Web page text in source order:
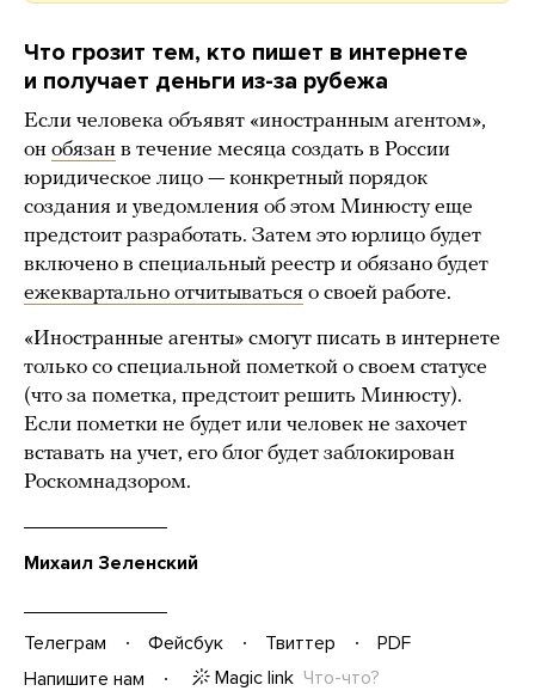
Что грозит тем, кто пишет в интернете
и получает деньги из-за рубежа
Если человека объявят «иностранным агентом»,
он обязан в течение месяца создать в России
юридическое лицо — конкретный порядок
создания и уведомления об этом Минюсту еще
предстоит разработать. Затем это юрлицо будет
включено в специальный реестр и обязано будет
ежеквартально отчитываться о своей работе.
«Иностранные агенты» смогут писать в интернете
только со специальной пометкой о своем статусе
(что за пометка, предстоит решить Минюсту).
Если пометки не будет или человек не захочет
вставать на учет, его блог будет заблокирован
Роскомнадзором.
Михаил Зеленский
Телеграм Фейсбук Твиттер
PDF
Напишите нам
Magic link Что-что?